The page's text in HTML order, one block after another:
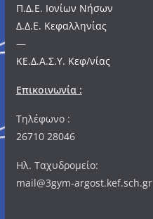
Π.Δ.Ε. Ιονίων Νήσων
Δ.Δ.Ε. Κεφαλληνίας
—
ΚΕ.Δ.Α.Σ.Υ. Κεφ/νίας
Επικοινωνία :
Τηλέφωνο :
26710 28046
Ηλ. Ταχυδρομείο:
mail@3gym-argost.kef.sch.gr